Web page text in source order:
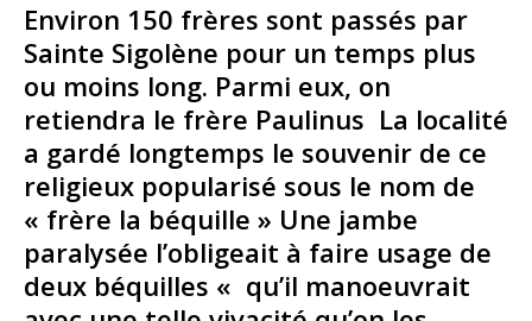
Environ 150 frères sont passés par
Sainte Sigolène pour un temps plus
ou moins long. Parmi eux, on
retiendra le frère Paulinus La localité
a gardé longtemps le souvenir de ce
religieux popularisé sous le nom de
« frère la béquille » Une jambe
paralysée l’obligeait à faire usage de
deux béquilles « qu’il manoeuvrait